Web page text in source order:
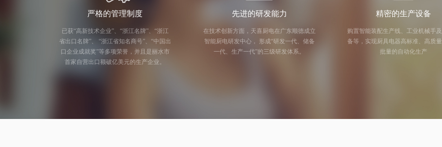
严格的管理制度
已获“高新技术企业”、“浙江名牌”、“浙江
省出口名牌”、 “浙江省知名商号”、“中国出
口企业成就奖”等多项荣誉，并且是丽水市
首家自营出口额破亿美元的生产企业。
先进的研发能力
在技术创新方面，天喜厨电在广东顺德成立
智能厨电研发中心， 形成“研发一代、储备
一代、生产一代”的三级研发体系。
精密的生产设备
购置智能装配生产线、工业机械手
备等，实现厨具电器高标准、高质
批量的自动化生产